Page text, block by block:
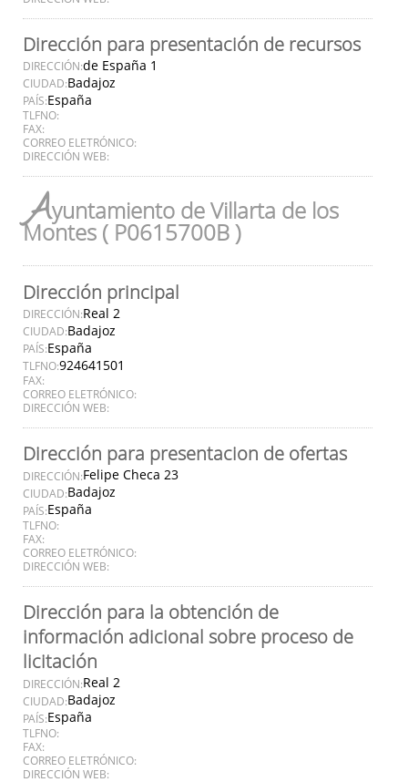
Dirección para presentación de recursos
DIRECCIÓN:de España 1
CIUDAD:Badajoz
PAÍS:España
TLFNO:
FAX:
CORREO ELETRÓNICO:
DIRECCIÓN WEB:
Ayuntamiento de Villarta de los
Montes ( P0615700B )
Dirección principal
DIRECCIÓN:Real 2
CIUDAD:Badajoz
PAÍS:España
TLFNO:924641501
FAX:
CORREO ELETRÓNICO:
DIRECCIÓN WEB:
Dirección para presentacion de ofertas
DIRECCIÓN:Felipe Checa 23
CIUDAD:Badajoz
PAÍS:España
TLFNO:
FAX:
CORREO ELETRÓNICO:
DIRECCIÓN WEB:
Dirección para la obtención de
información adicional sobre proceso de
licitación
DIRECCIÓN:Real 2
CIUDAD:Badajoz
PAÍS:España
TLFNO:
FAX:
CORREO ELETRÓNICO:
DIRECCIÓN WEB: